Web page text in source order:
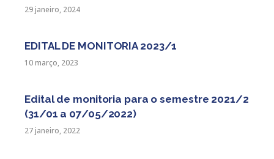
29 janeiro, 2024
EDITAL DE MONITORIA 2023/1
10 março, 2023
Edital de monitoria para o semestre 2021/2
(31/01 a 07/05/2022)
27 janeiro, 2022